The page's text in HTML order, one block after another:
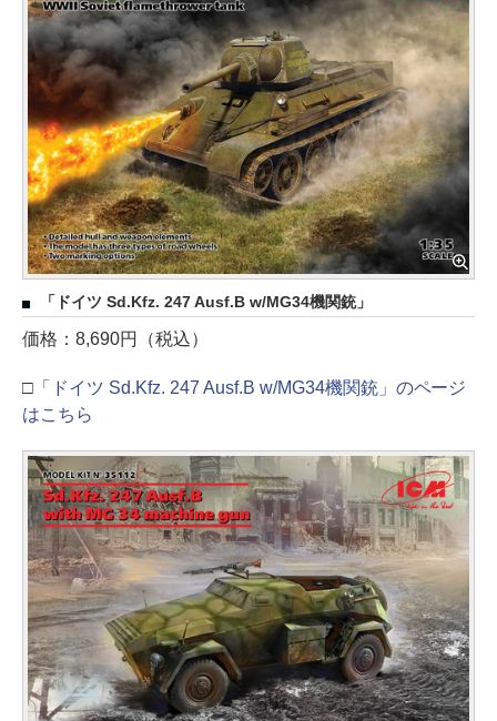
「ドイツ Sd.Kfz. 247 Ausf.B w/MG34機関銃」
価格：8,690円（税込）
□ 「ドイツ Sd.Kfz. 247 Ausf.B w/MG34機関銃」のページ
はこちら